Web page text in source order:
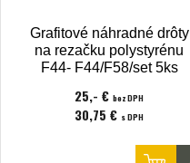
Grafitové náhradné drôty
na rezačku polystyrénu
F44- F44/F58/set 5ks
25,- €bez DPH
30,75 € s DPH